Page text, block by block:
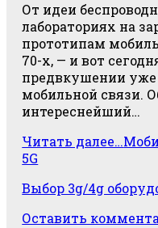
От идеи
лабораториях на
прототипам
70-х, — и вот
предвкушении уже
мобильной связи.
интереснейший…
Читать далее…
5G
Выбор 3g/4g
Оставить